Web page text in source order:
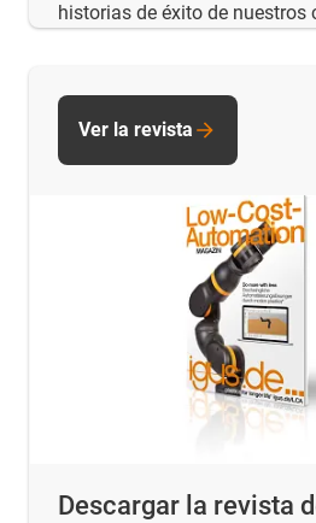
historias de éxito de nuestros
Descargar la revista
Ver la revista